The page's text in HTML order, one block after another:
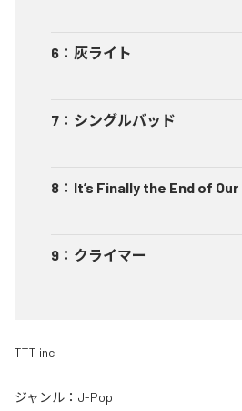
6 ： 灰ライト
7 ： シングルバッド
8 ： It’s Finally the End of
9 ： クライマー
TTT inc
ジャンル： J-Pop